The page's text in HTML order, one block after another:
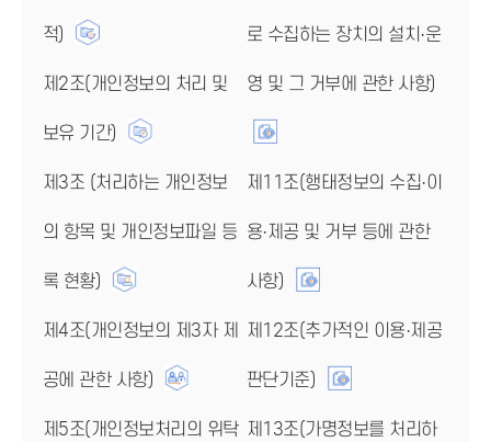
적)
제2조(개인정보의 처리 및
보유 기간)
제3조 (처리하는 개인정보
의 항목 및 개인정보파일 등
록 현황)
제4조(개인정보의 제3자 제
공에 관한 사항)
제5조(개인정보처리의 위탁
로 수집하는 장치의 설치·운
영 및 그 거부에 관한 사항)
제11조(행태정보의 수집·이
용·제공 및 거부 등에 관한
사항)
제12조(추가적인 이용·제공
판단기준)
제13조(가명정보를 처리하